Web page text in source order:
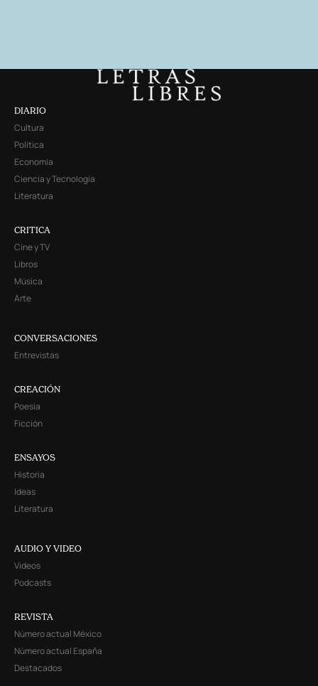
DIARIO
Cultura
Política
Economía
Ciencia y Tecnología
Literatura
CRITICA
Cine y TV
Libros
Música
Arte
CONVERSACIONES
Entrevistas
CREACIÓN
Poesía
Ficción
ENSAYOS
Historia
Ideas
Literatura
AUDIO Y VIDEO
Videos
Podcasts
REVISTA
Número actual México
Número actual España
Destacados